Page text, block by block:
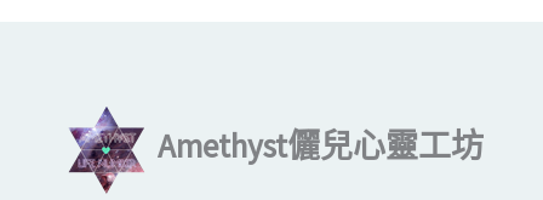
Amethyst儷兒心靈工坊